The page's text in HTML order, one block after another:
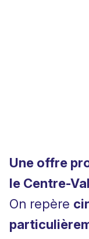
Une offre
le Centre-
On repère